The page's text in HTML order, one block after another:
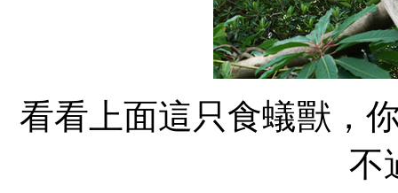
看看上面這只食蟻獸，
不